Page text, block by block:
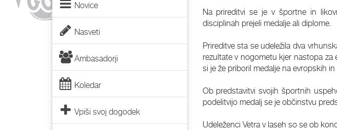
Novice
Nasveti
Ambasadorji
Koledar
Vpiši svoj dogodek
Na prireditvi se je v športne in
disciplinah prejeli medalje ali diplome.
Prireditve sta se udeležila dva
rezultate v nogometu kjer nastopa
si je že priboril medalje na evropskih
Ob predstavitvi svojih športnih
podelitvijo medalj se je občinstvu
Udeleženci Vetra v laseh so se ob